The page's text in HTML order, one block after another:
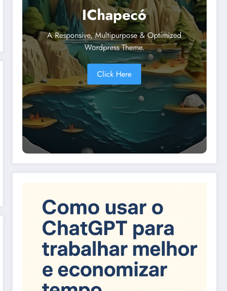
IChapecó
A Responsive, Multipurpose & Optimized
Wordpress Theme.
Click Here